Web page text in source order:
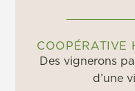
COOPÉRATIVE
Des vignerons
d’une